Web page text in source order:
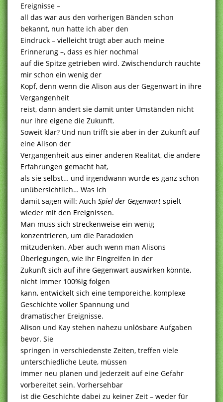
Ereignisse –
all das war aus den vorherigen Bänden schon
bekannt, nun hatte ich aber den
Eindruck – vielleicht trügt aber auch meine
Erinnerung –, dass es hier nochmal
auf die Spitze getrieben wird. Zwischendurch rauchte
mir schon ein wenig der
Kopf, denn wenn die Alison aus der Gegenwart in ihre
Vergangenheit
reist, dann ändert sie damit unter Umständen nicht
nur ihre eigene die Zukunft.
Soweit klar? Und nun trifft sie aber in der Zukunft auf
eine Alison der
Vergangenheit aus einer anderen Realität, die andere
Erfahrungen gemacht hat,
als sie selbst… und irgendwann wurde es ganz schön
unübersichtlich… Was ich
damit sagen will: Auch Spiel der Gegenwart spielt
wieder mit den Ereignissen.
Man muss sich streckenweise ein wenig
konzentrieren, um die Paradoxien
mitzudenken. Aber auch wenn man Alisons
Überlegungen, wie ihr Eingreifen in der
Zukunft sich auf ihre Gegenwart auswirken könnte,
nicht immer 100%ig folgen
kann, entwickelt sich eine temporeiche, komplexe
Geschichte voller Spannung und
dramatischer Ereignisse.
Alison und Kay stehen nahezu unlösbare Aufgaben
bevor. Sie
springen in verschiedenste Zeiten, treffen viele
unterschiedliche Leute, müssen
immer neu planen und jederzeit auf eine Gefahr
vorbereitet sein. Vorhersehbar
ist die Geschichte dabei zu keiner Zeit – weder für